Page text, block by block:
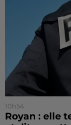
10h54
Royan : elle